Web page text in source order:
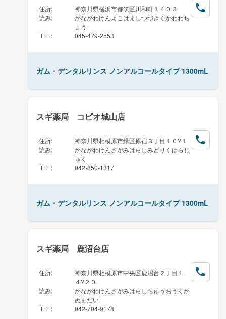
住所:
神奈川県横浜市都筑区川和町１４０３
読み:
かながわけんよこはましつづきくかわわち
ょう
TEL : 045-479-2553
ガム・デンタルリンス ノンアルコールタイプ 1300mL
スギ薬局 コピオ城山店
住所:
神奈川県相模原市緑区原宿３丁目１０?１
読み:
かながわけんさがみはらしみどりくはらじ
ゅく
TEL : 042-850-1317
ガム・デンタルリンス ノンアルコールタイプ 1300mL
スギ薬局 鹿沼台店
住所:
神奈川県相模原市中央区鹿沼台２丁目１
４?２０
読み:
かながわけんさがみはらしちゅうおうくか
ぬまだい
TEL : 042-704-9178